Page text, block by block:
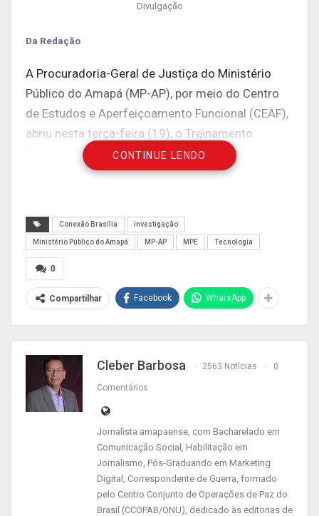
Divulgação
Da Redação
A Procuradoria-Geral de Justiça do Ministério
Público do Amapá (MP-AP), por meio do Centro
de Estudos e Aperfeiçoamento Funcional (CEAF),
abriu nesta terça-feira (19), o Treinamento
“Techbiz para a Solução Ufed, Cloud e Analytics”,
tem por objetivo repassar conhecimentos
investigação. A capacitação faz parte do
Convênio nº 67/2018 – Modernização de
recursos tecnológicos para suporte às atividades
de investigação, firmado pelo MP-AP com o
Ministério da Justiça e Segurança Pública (MJSP),
em dezembro de 2018.
O Convênio tem por objeto, além de estruturação
de infraestrutura para sustentação investigativa
das unidades do MP-AP, o repasse de
conhecimento técnico para as equipes para
habilitação em processo forense e suas etapas.
CONTINUE LENDO
Conexão Brasília investigação
Ministério Público do Amapá MP-AP MPE Tecnologia
0
Compartilhar Facebook WhatsApp
Cleber Barbosa 2563 Notícias 0
Comentários
Jornalista amapaense, com Bacharelado em
Comunicação Social, Habilitação em
Jornalismo, Pós-Graduando em Marketing
Digital, Correspondente de Guerra, formado
pelo Centro Conjunto de Operações de Paz do
Brasil (CCOPAB/ONU), dedicado às editorias de